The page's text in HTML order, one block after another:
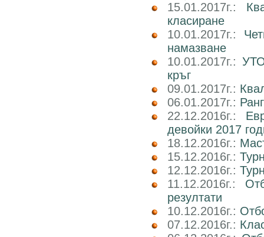
15.01.2017г.:
класиране
10.01.2017г.:
намазване
10.01.2017г.:
кръг
09.01.2017г.:
06.01.2017г.:
22.12.2016г.:
девойки 2017
18.12.2016г.:
15.12.2016г.:
12.12.2016г.:
11.12.2016г.:
резултати
10.12.2016г.:
07.12.2016г.: